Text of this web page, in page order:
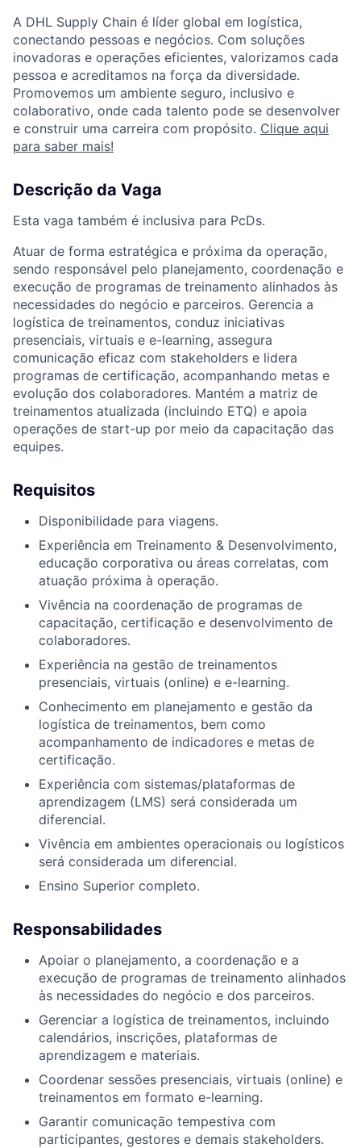
A DHL Supply Chain é líder global em logística,
conectando pessoas e negócios. Com soluções
inovadoras e operações eficientes, valorizamos cada
pessoa e acreditamos na força da diversidade.
Promovemos um ambiente seguro, inclusivo e
colaborativo, onde cada talento pode se desenvolver
e construir uma carreira com propósito. Clique aqui
para saber mais!
Descrição da Vaga
Esta vaga também é inclusiva para PcDs.
Atuar de forma estratégica e próxima da operação,
sendo responsável pelo planejamento, coordenação e
execução de programas de treinamento alinhados às
necessidades do negócio e parceiros. Gerencia a
logística de treinamentos, conduz iniciativas
presenciais, virtuais e e-learning, assegura
comunicação eficaz com stakeholders e lidera
programas de certificação, acompanhando metas e
evolução dos colaboradores. Mantém a matriz de
treinamentos atualizada (incluindo ETQ) e apoia
operações de start-up por meio da capacitação das
equipes.
Requisitos
Disponibilidade para viagens.
Experiência em Treinamento & Desenvolvimento,
educação corporativa ou áreas correlatas, com
atuação próxima à operação.
Vivência na coordenação de programas de
capacitação, certificação e desenvolvimento de
colaboradores.
Experiência na gestão de treinamentos
presenciais, virtuais (online) e e-learning.
Conhecimento em planejamento e gestão da
logística de treinamentos, bem como
acompanhamento de indicadores e metas de
certificação.
Experiência com sistemas/plataformas de
aprendizagem (LMS) será considerada um
diferencial.
Vivência em ambientes operacionais ou logísticos
será considerada um diferencial.
Ensino Superior completo.
Responsabilidades
Apoiar o planejamento, a coordenação e a
execução de programas de treinamento alinhados
às necessidades do negócio e dos parceiros.
Gerenciar a logística de treinamentos, incluindo
calendários, inscrições, plataformas de
aprendizagem e materiais.
Coordenar sessões presenciais, virtuais (online) e
treinamentos em formato e-learning.
Garantir comunicação tempestiva com
participantes, gestores e demais stakeholders.